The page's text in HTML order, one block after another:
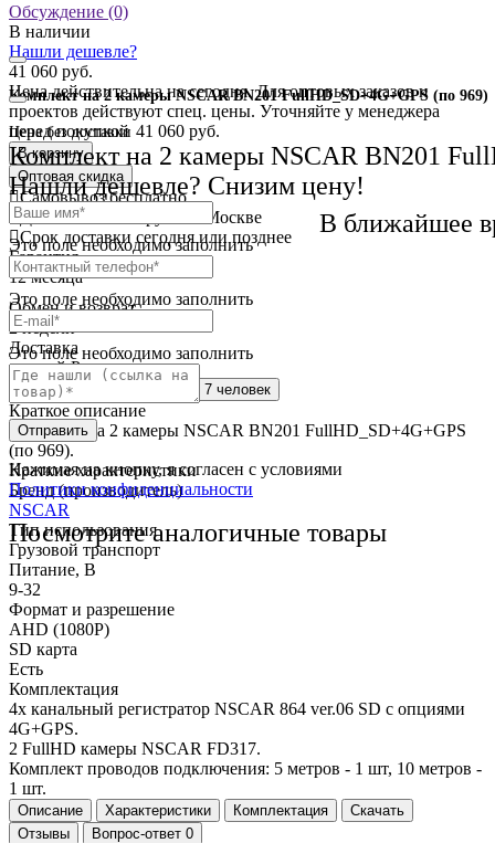
Обсуждение (0)
Комплект на 2 камеры NSCAR BN201 FullHD_SD+4G+GPS (по 969)
Цена без доставки 41 060 руб.
Комплект на 2 камеры NSCAR BN201
Нашли дешевле? Снизим цену!
Это поле необходимо заполнить
Это поле необходимо заполнить
Это поле необходимо заполнить
Отправить
Нажимая на кнопку, я согласен с условиями
Политики конфиденциальности
Посмотрите аналогичные товары
В наличии
Нашли дешевле?
В ближайшее
41 060 руб.
Цена действительна на сегодня. Для оптовых заказов и
проектов действуют спец. цены. Уточняйте у менеджера
перед покупкой
В корзину
Оптовая скидка
Самовывоз бесплатно
Доставка
от 250 руб. по Москве
Cрок доставки сегодня или позднее
Гарантия
12 месяца
Обмен и возврат
2 недели
Доставка
по всей России
Сейчас этот товар смотрят 7 человек
Краткое описание
Комплект на 2 камеры NSCAR BN201 FullHD_SD+4G+GPS
(по 969).
Краткие характеристики
Бренд (производитель)
NSCAR
Тип использования
Грузовой транспорт
Питание, В
9-32
Формат и разрешение
AHD (1080Р)
SD карта
Есть
Комплектация
4х канальный регистратор NSCAR 864 ver.06 SD с опциями
4G+GPS.
2 FullHD камеры NSCAR FD317.
Комплект проводов подключения: 5 метров - 1 шт, 10 метров -
1 шт.
Описание Характеристики Комплектация
Скачать
Отзывы
Вопрос-ответ 0